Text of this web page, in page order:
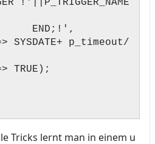
!'||P_TRIGGER_NAME
SYSDATE+ p_timeout/
Tricks lernt man in einem u